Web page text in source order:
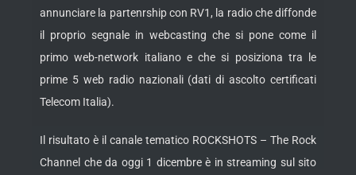
annunciare la partenrship con RV1, la radio che diffonde
il proprio segnale in webcasting che si pone come il
primo web-network italiano e che si posiziona tra le
prime 5 web radio nazionali (dati di ascolto certificati
Telecom Italia).
Il risultato è il canale tematico ROCKSHOTS – The Rock
Channel che da oggi 1 dicembre è in streaming sul sito